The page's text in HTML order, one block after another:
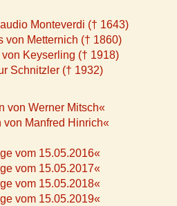
Monteverdi († 1643)
von Metternich († 1860)
Keyserling († 1918)
Schnitzler († 1932)
von Werner Mitsch«
von Manfred Hinrich«
vom 15.05.2016«
vom 15.05.2017«
vom 15.05.2018«
vom 15.05.2019«